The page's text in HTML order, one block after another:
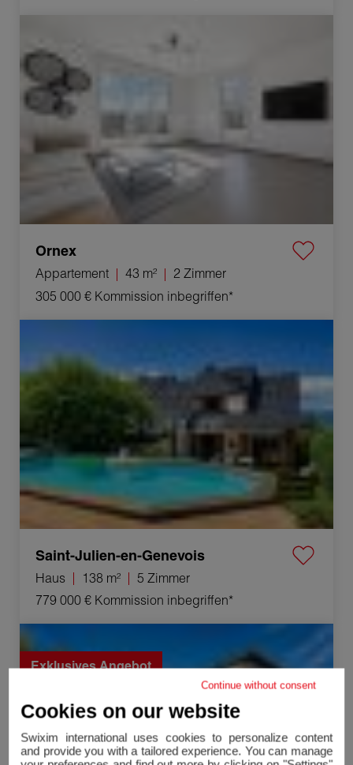
Ornex
Appartement 43 m²
2 Zimmer
305 000 € Kommission inbegriffen*
Saint-Julien-en-Genevois
Haus 138 m²
5 Zimmer
779 000 € Kommission inbegriffen*
Verkauf Haus Crozet 5 Zimmer 121 m²
Exklusives Angebot
Continue without consent
Cookies on our website
Swixim international uses cookies to personalize content
and provide you with a tailored experience. You can manage